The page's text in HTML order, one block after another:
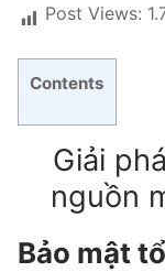
Tổng đài
Tổng đài
Post Views:
Contents
Giải
nguồn
Bảo mật